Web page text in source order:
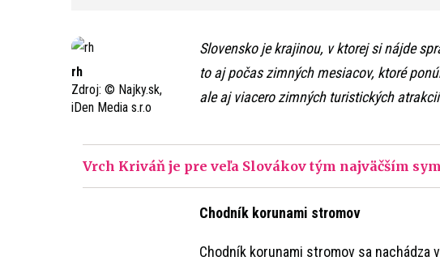
rh
Zdroj: © Najky.sk,
iDen Media s.r.o
Slovensko je krajinou, v ktorej si nájde
to aj počas zimných mesiacov, ktoré
ale aj viacero zimných turistických
Vrch Kriváň je pre veľa Slovákov tým najväčším
Chodník korunami stromov
Chodník korunami stromov sa nachádza